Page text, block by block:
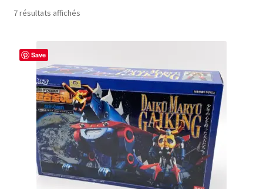
7 résultats affichésTrié
au
plus
ancien
Save